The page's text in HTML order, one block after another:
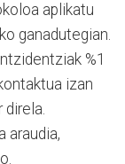
aplikatu
ganadutegian.
%1
izan
direla.
araudia,